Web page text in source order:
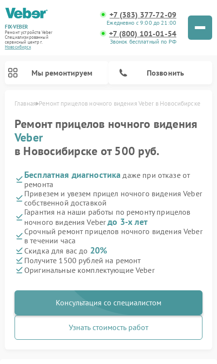
FIX-VEBER
Ремонт устройств Veber
Специализированный
cервисный центр г.
Новосибирск
+7 (383) 377-72-09
Ежедневно с 9:00 до 21:00
+7 (800) 101-01-54
Звонок бесплатный по РФ
Мы ремонтируем Позвонить
Главная Ремонт прицелов ночного видения Veber в Новосибирске
Ремонт прицелов ночного видения
Veber
в Новосибирске от 500 руб.
Бесплатная диагностика даже при отказе от
ремонта
Привезем и увезем прицел ночного видения Veber
собственной доставкой
Гарантия на наши работы по ремонту прицелов
ночного видения Veberдо 3-х лет
Срочный ремонт прицелов ночного видения Veber
в течении часа
Скидка для вас до 20%
Получите 1500 рублей на ремонт
Оригинальные комплектующие Veber
Консультация со специалистом
Узнать стоимость работ